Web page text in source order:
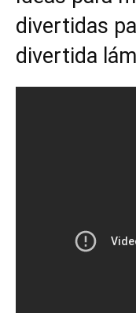
divertidas
divertida